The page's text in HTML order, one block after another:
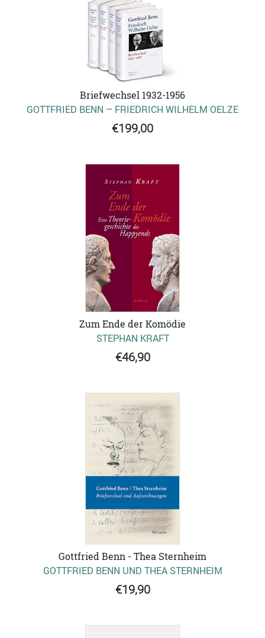
Briefwechsel 1932-1956
GOTTFRIED BENN – FRIEDRICH WILHELM OELZE
€199,00
Zum Ende der Komödie
STEPHAN KRAFT
€46,90
Gottfried Benn - Thea Sternheim
GOTTFRIED BENN UND THEA STERNHEIM
€19,90